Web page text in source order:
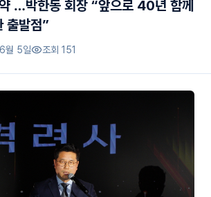
…박한동 회장 “앞으로 40년 함께
출발점”
월 5일 조회 151